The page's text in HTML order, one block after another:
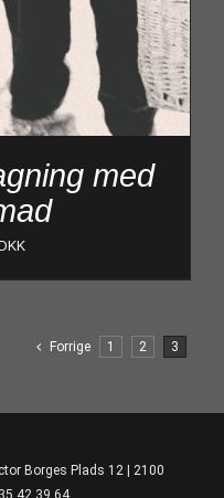
med
Forrige 1 2 3
Borges Plads 12 | 2100
42 39 64